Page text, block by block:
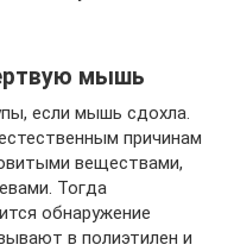
мышь
если мышь сдохла.
причинам
веществами,
Тогда
обнаружение
в полиэтилен и